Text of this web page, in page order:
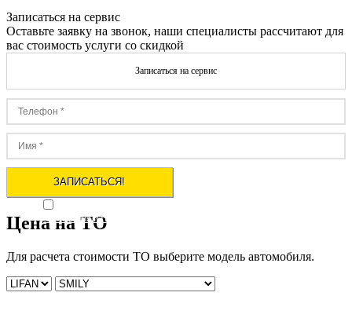
Записаться на сервис
Оставьте заявку на звонок, наши специалисты рассчитают для
вас стоимость услуги со скидкой
Записаться на сервис
соглашения и Политики обработки персональных данных
Цена на ТО
Для расчета стоимости ТО выберите модель автомобиля.